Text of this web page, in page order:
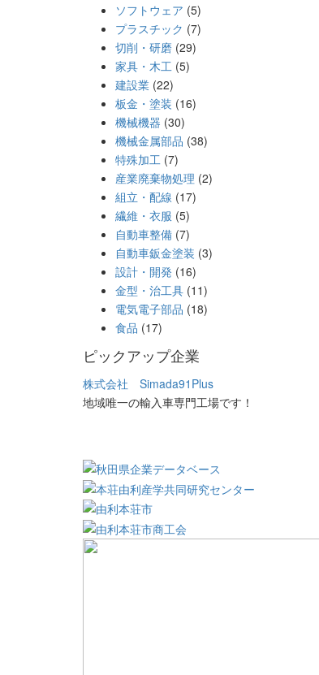
ソフトウェア (5)
プラスチック (7)
切削・研磨 (29)
家具・木工 (5)
建設業 (22)
板金・塗装 (16)
機械機器 (30)
機械金属部品 (38)
特殊加工 (7)
産業廃棄物処理 (2)
組立・配線 (17)
繊維・衣服 (5)
自動車整備 (7)
自動車鈑金塗装 (3)
設計・開発 (16)
金型・治工具 (11)
電気電子部品 (18)
食品 (17)
ピックアップ企業
株式会社 Simada91Plus
地域唯一の輸入車専門工場です！